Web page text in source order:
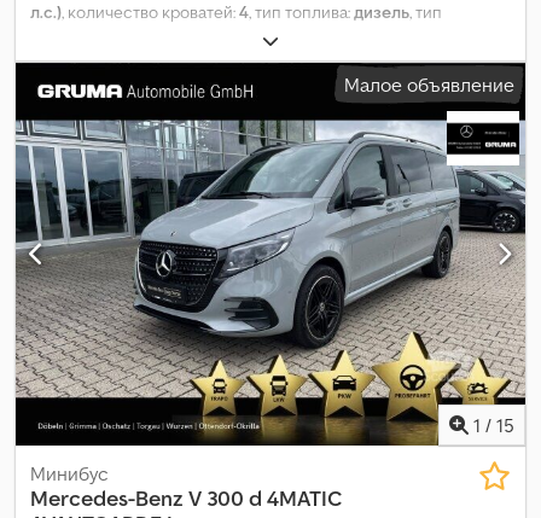
л.с.), количество кроватей:4, тип топлива:дизель, тип
, цвет:
08/2024, общая длина:5 140 мм, общая ширина:1 928 мм,
общая высота:1 956 мм , конфигурация осей:2 оси, класс
ABS,
кондиционер, навигационная система, отопитель
стояночный, сажевый фильтр, центральный замок,
электронная программа стабилизации (ESP),
Малое объявление
1 / 15
Минибус
Mercedes-Benz V 300 d 4MATIC